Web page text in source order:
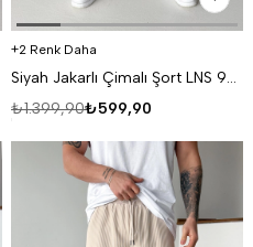
2 Renk Daha
Siyah Jakarlı Çimalı Şort LNS 93056
₺599,90
₺1.399,90